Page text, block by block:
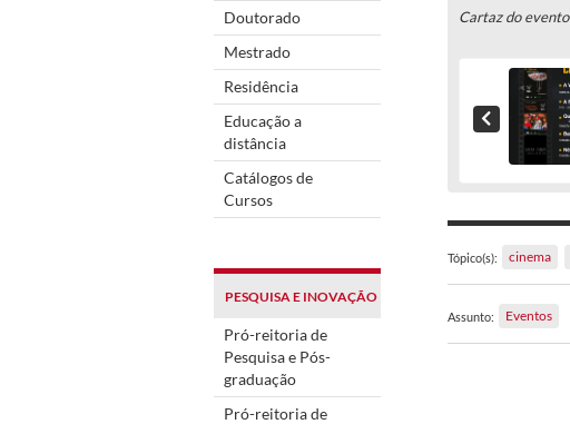
Doutorado
Mestrado
Residência
Educação a
distância
Catálogos de
Cursos
PESQUISA E INOVAÇÃO
Pró-reitoria de
Pesquisa e Pós-
graduação
Pró-reitoria de
Cartaz do evento
Tópico(s): cinema
Assunto: Eventos